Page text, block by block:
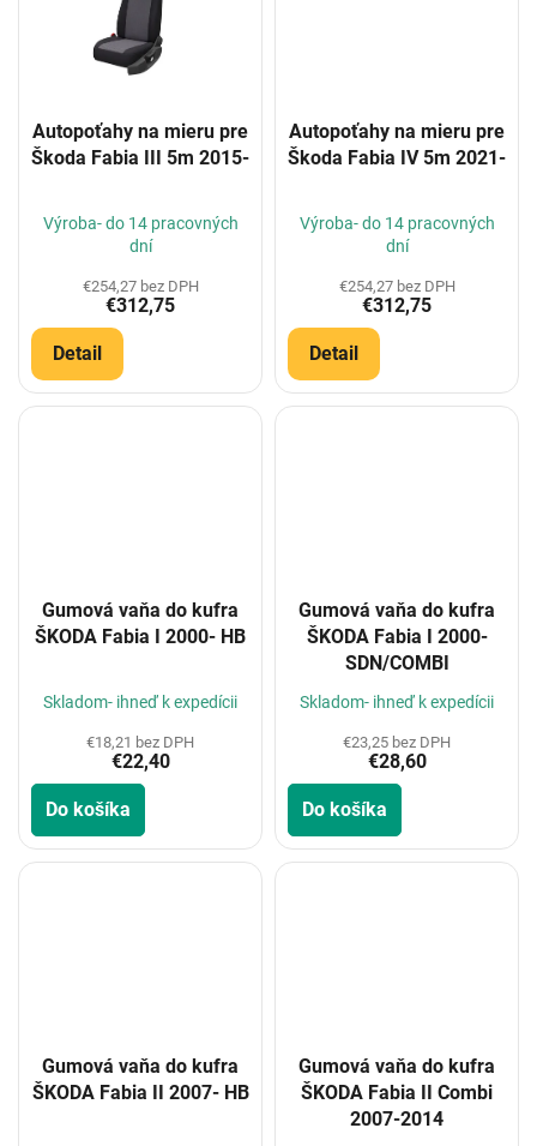
Autopoťahy na mieru pre
Škoda Fabia III 5m 2015-
Výroba- do 14 pracovných
dní
€254,27 bez DPH
€312,75
Detail
Autopoťahy na mieru pre
Škoda Fabia IV 5m 2021-
Výroba- do 14 pracovných
dní
€254,27 bez DPH
€312,75
Detail
Gumová vaňa do kufra
ŠKODA Fabia I 2000- HB
Skladom- ihneď k expedícii
€18,21 bez DPH
€22,40
Do košíka
Gumová vaňa do kufra
ŠKODA Fabia I 2000-
SDN/COMBI
Skladom- ihneď k expedícii
€23,25 bez DPH
€28,60
Do košíka
Gumová vaňa do kufra
ŠKODA Fabia II 2007- HB
Gumová vaňa do kufra
ŠKODA Fabia II Combi
2007-2014